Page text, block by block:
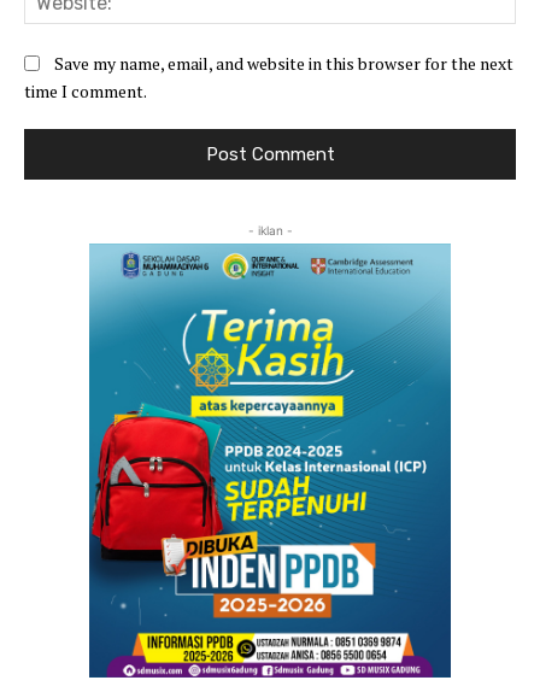
Save my name, email, and website in this browser for the next
time I comment.
- iklan -